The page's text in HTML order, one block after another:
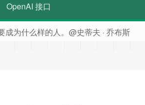
OpenAI 接口
为什么样的人。@史蒂夫 · 乔布斯